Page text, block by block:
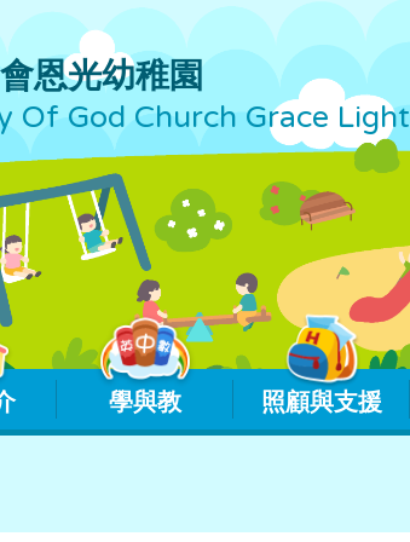
恩光幼稚園
Of God Church Grace Light
學與教 照顧與支援